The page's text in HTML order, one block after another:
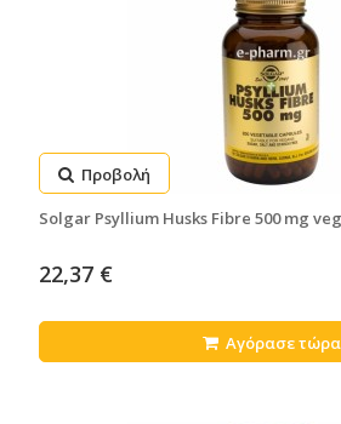
Προβολή
Solgar Psyllium Husks Fibre 500 mg
22,37 €
Αγόρασε τώρα